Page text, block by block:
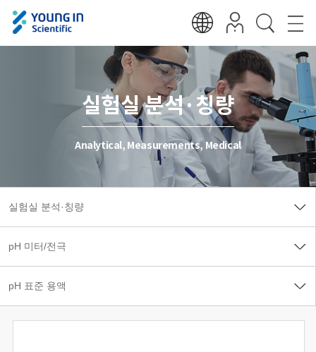
실험실 분석·칭량
Analytical, Measurements, Medical